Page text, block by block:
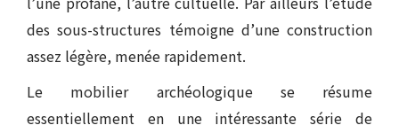
des sous-structures témoigne d’une construction
assez légère, menée rapidement.
Le mobilier archéologique se résume
essentiellement en une intéressante série de